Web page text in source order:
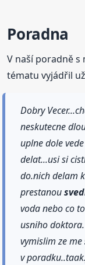
Poradna
V naší poradně s
tématu vyjádřil
Dobry
neskutecne
uplne dole
delat...usi si
do.nich delam
prestanou
voda nebo co
usniho
vymislim ze me
v